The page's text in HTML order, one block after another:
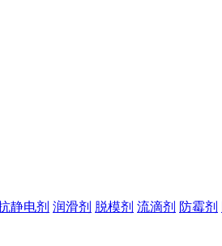
静电剂 润滑剂 脱模剂 流滴剂 防霉剂